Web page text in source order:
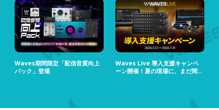
Waves期間限定「配信音質向上
パック」登場
Waves Live 導入支援キャンペ
ーン開催！夏の現場に、まだ間に